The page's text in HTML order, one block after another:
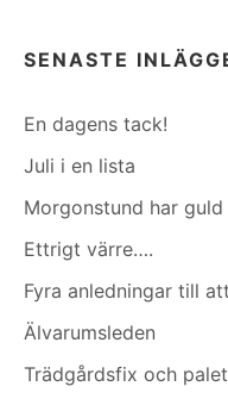
SENASTE
En dagens tack!
Juli i en lista
Morgonstund har guld
Ettrigt värre….
Fyra anledningar till
Älvarumsleden
Trädgårdsfix och